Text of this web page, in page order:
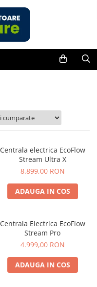
Centrala electrica EcoFlow
Stream Ultra X
8.899,00 RON
ADAUGA IN COS
Centrala Electrica EcoFlow
Stream Pro
4.999,00 RON
ADAUGA IN COS